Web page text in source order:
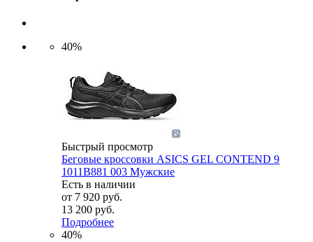
40%
Быстрый просмотр
Беговые кроссовки ASICS GEL CONTEND 9
1011B881 003 Мужские
Есть в наличии
от 7 920 руб.
13 200 руб.
Подробнее
40%